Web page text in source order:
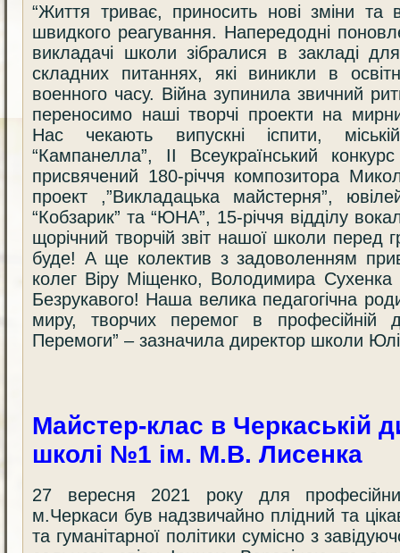
“Життя триває, приносить нові зміни та
швидкого реагування. Напередодні
викладачі школи зібралися в закладі
складних питаннях, які виникли в
военного часу. Війна зупинила звичний
переносимо наші творчі проекти на
Нас чекають випускні іспити,
“Кампанелла”, ІІ Всеукраїнський
присвячений 180-річчя композитора
проект ,”Викладацька майстерня”,
“Кобзарик” та “ЮНА”, 15-річчя відділу
щорічний творчій звіт нашої школи
буде! А ще колектив з задоволенням
колег Віру Міщенко, Володимира Сухенка
Безрукавого! Наша велика педагогічна
миру, творчих перемог в професійній
Перемоги” – зазначила директор школи
Майстер-клас в Черкаській
школі №1 ім. М.В. Лисенка
27 вересня 2021 року для професійних
м.Черкаси був надзвичайно плідний та
та гуманітарної політики сумісно з